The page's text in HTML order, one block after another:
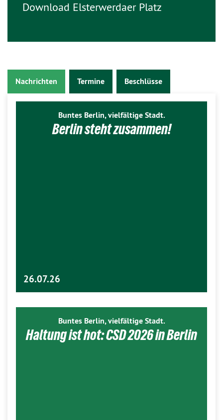
Download Elsterwerdaer Platz
Nachrichten Termine Beschlüsse
Buntes Berlin, vielfältige Stadt.
Berlin steht zusammen!
26.07.26
Buntes Berlin, vielfältige Stadt.
Haltung ist hot: CSD 2026 in Berlin